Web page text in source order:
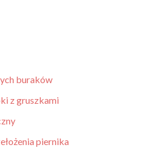
buraków
z gruszkami
piernika